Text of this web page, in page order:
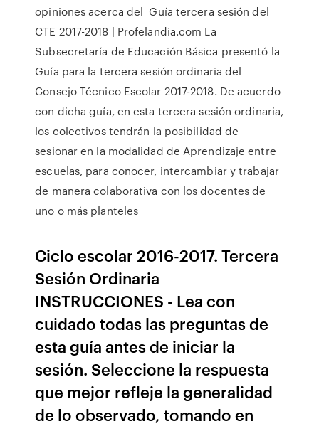
opiniones acerca del Guía tercera sesión del
CTE 2017-2018 | Profelandia.com La
Subsecretaría de Educación Básica presentó la
Guía para la tercera sesión ordinaria del
Consejo Técnico Escolar 2017-2018. De acuerdo
con dicha guía, en esta tercera sesión ordinaria,
los colectivos tendrán la posibilidad de
sesionar en la modalidad de Aprendizaje entre
escuelas, para conocer, intercambiar y trabajar
de manera colaborativa con los docentes de
uno o más planteles
Ciclo escolar 2016-2017. Tercera
Sesión Ordinaria
INSTRUCCIONES - Lea con
cuidado todas las preguntas de
esta guía antes de iniciar la
sesión. Seleccione la respuesta
que mejor refleje la generalidad
de lo observado, tomando en